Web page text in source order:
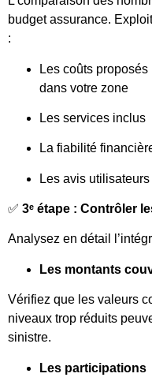
budget assurance.
:
Les coûts
dans votre zone
Les services inclus
La fiabilité
Les avis utilisateurs
✅ 3ᵉ étape : Contrôler
Analysez en détail
Les montants
Vérifiez que les valeurs
niveaux trop réduits
sinistre.
Les participations